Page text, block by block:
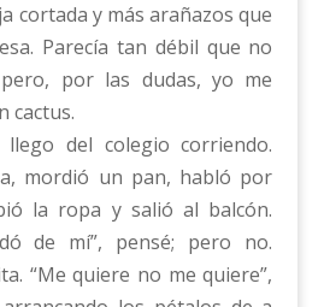
cortada y más arañazos que
Parecía tan débil que no
por las dudas, yo me
cactus.
del colegio corriendo.
mordió un pan, habló por
la ropa y salió al balcón.
de mí”, pensé; pero no.
“Me quiere no me quiere”,